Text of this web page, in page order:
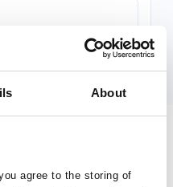
About
agree to the storing of